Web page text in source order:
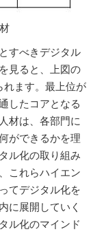
すべきデジタル
見ると、上図の
れます。最上位が
したコアとなる
材は、各部門に
ができるかを理
ル化の取り組み
これらハイエン
てデジタル化を
に展開していく
ル化のマインド